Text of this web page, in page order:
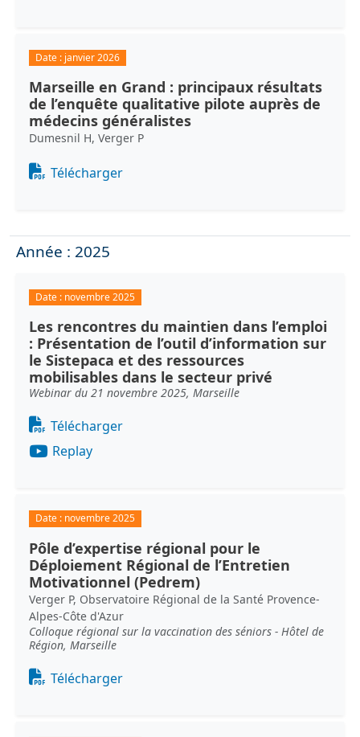
Date : janvier 2026
Marseille en Grand : principaux résultats
de l’enquête qualitative pilote auprès de
médecins généralistes
Dumesnil H, Verger P
Document
Télécharger
Année : 2025
Date : novembre 2025
Les rencontres du maintien dans l’emploi
: Présentation de l’outil d’information sur
le Sistepaca et des ressources
mobilisables dans le secteur privé
Webinar du 21 novembre 2025, Marseille
Document
Télécharger
Replay
Date : novembre 2025
Pôle d’expertise régional pour le
Déploiement Régional de l’Entretien
Motivationnel (Pedrem)
Verger P, Observatoire Régional de la Santé Provence-
Alpes-Côte d'Azur
Colloque régional sur la vaccination des séniors - Hôtel de
Région, Marseille
Document
Télécharger